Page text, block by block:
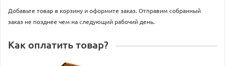
Добавьте товар в корзину и оформите заказ. Отправим собранный
заказ не позднее чем на следующий рабочий день.
Как оплатить товар?